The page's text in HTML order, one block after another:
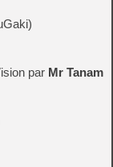
par Mr Tanam